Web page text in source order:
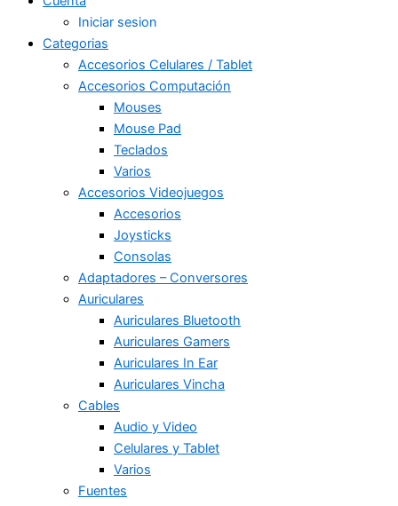
Iniciar sesion
Categorias
Accesorios Celulares / Tablet
Accesorios Computación
Mouses
Mouse Pad
Teclados
Varios
Accesorios Videojuegos
Accesorios
Joysticks
Consolas
Adaptadores – Conversores
Auriculares
Auriculares Bluetooth
Auriculares Gamers
Auriculares In Ear
Auriculares Vincha
Cables
Audio y Video
Celulares y Tablet
Varios
Fuentes